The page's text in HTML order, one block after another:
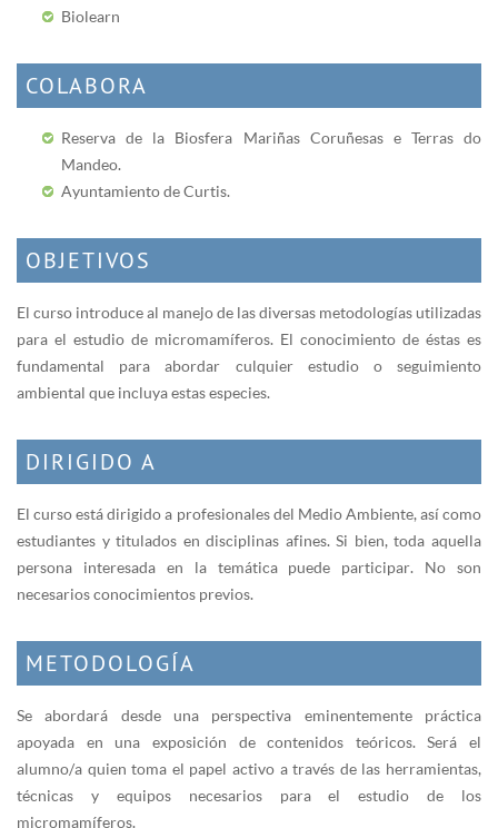
Biolearn
COLABORA
Reserva de la Biosfera Mariñas Coruñesas e Terras do
Mandeo.
Ayuntamiento de Curtis.
OBJETIVOS
El curso introduce al manejo de las diversas metodologías utilizadas
para el estudio de micromamíferos. El conocimiento de éstas es
fundamental para abordar culquier estudio o seguimiento
ambiental que incluya estas especies.
DIRIGIDO A
El curso está dirigido a profesionales del Medio Ambiente, así como
estudiantes y titulados en disciplinas afines. Si bien, toda aquella
persona interesada en la temática puede participar. No son
necesarios conocimientos previos.
METODOLOGÍA
Se abordará desde una perspectiva eminentemente práctica
apoyada en una exposición de contenidos teóricos. Será el
alumno/a quien toma el papel activo a través de las herramientas,
técnicas y equipos necesarios para el estudio de los
micromamíferos.